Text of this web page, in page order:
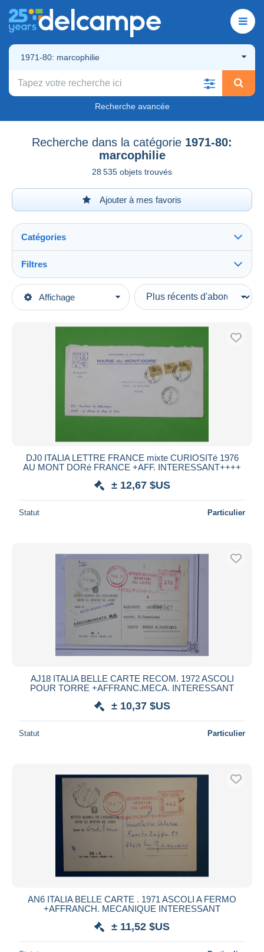
1971-80: marcophilie
Recherche avancée
Recherche dans la catégorie 1971-80:
marcophilie
28 535 objets trouvés
Ajouter à mes favoris
Affichage
Catégories
Catégories principales
1946-.. République
Filtres
Types de vente
En cours
Prix fixes
Enchères avec offres
Enchères sans offres
Maisons de vente
depuis
jours
Prix
Uniquement en réduction
Livraison gratuite
Méthodes de paiement
PayPal
Virement bancaire
Visa
Mastercard
iDeal
Appliquer
DJ0 ITALIA LETTRE FRANCE mixte CURIOSITé 1976
AU MONT DORé FRANCE +AFF. INTERESSANT++++
± 12,67 $US
Statut Particulier
AJ18 ITALIA BELLE CARTE RECOM. 1972 ASCOLI
POUR TORRE +AFFRANC.MECA. INTERESSANT
± 10,37 $US
Statut Particulier
AN6 ITALIA BELLE CARTE . 1971 ASCOLI A FERMO
+AFFRANCH. MECANIQUE INTERESSANT
± 11,52 $US